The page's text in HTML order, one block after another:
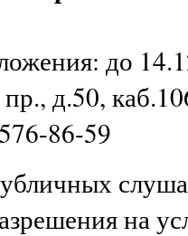
до
д.50,
86-59
на